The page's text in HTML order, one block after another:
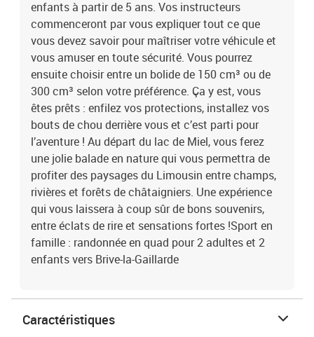
enfants à partir de 5 ans. Vos instructeurs
commenceront par vous expliquer tout ce que
vous devez savoir pour maîtriser votre véhicule et
vous amuser en toute sécurité. Vous pourrez
ensuite choisir entre un bolide de 150 cm³ ou de
300 cm³ selon votre préférence. Ça y est, vous
êtes prêts : enfilez vos protections, installez vos
bouts de chou derrière vous et c’est parti pour
l’aventure ! Au départ du lac de Miel, vous ferez
une jolie balade en nature qui vous permettra de
profiter des paysages du Limousin entre champs,
rivières et forêts de châtaigniers. Une expérience
qui vous laissera à coup sûr de bons souvenirs,
entre éclats de rire et sensations fortes !Sport en
famille : randonnée en quad pour 2 adultes et 2
enfants vers Brive-la-Gaillarde
Caractéristiques